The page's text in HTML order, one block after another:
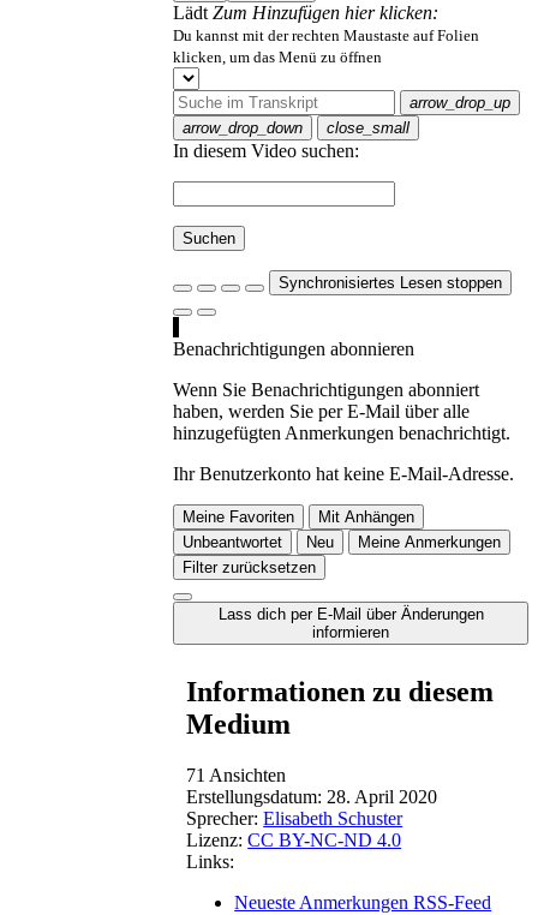
Lädt Zum Hinzufügen hier klicken:
Du kannst mit der rechten Maustaste auf Folien
klicken, um das Menü zu öffnen
arrow_drop_up
arrow_drop_down
close_small
In diesem Video suchen:
Suchen
Synchronisiertes Lesen stoppen
Benachrichtigungen abonnieren
Wenn Sie Benachrichtigungen abonniert
haben, werden Sie per E-Mail über alle
hinzugefügten Anmerkungen benachrichtigt.
Ihr Benutzerkonto hat keine E-Mail-Adresse.
Meine Favoriten
Mit Anhängen
Unbeantwortet
Neu
Meine Anmerkungen
Filter zurücksetzen
Lass dich per E-Mail über Änderungen
informieren
Informationen zu diesem
Medium
71 Ansichten
Erstellungsdatum: 28. April 2020
Sprecher: Elisabeth Schuster
Lizenz: CC BY-NC-ND 4.0
Links:
Neueste Anmerkungen RSS-Feed